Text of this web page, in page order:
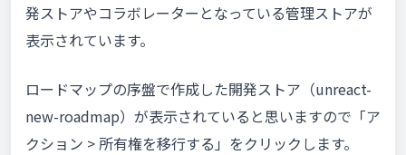
発ストアやコラボレーターとなっている管理ストアが
表示されています。
ロードマップの序盤で作成した開発ストア（unreact-
new-roadmap）が表示されていると思いますので「ア
クション > 所有権を移行する」をクリックします。